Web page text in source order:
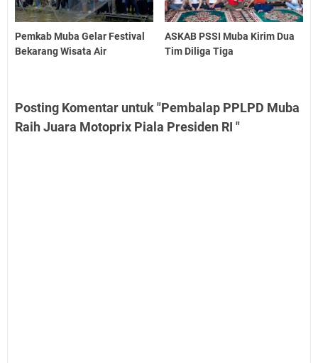
Pemkab Muba Gelar Festival
Bekarang Wisata Air
ASKAB PSSI Muba Kirim Dua
Tim Diliga Tiga
Posting Komentar untuk "Pembalap PPLPD Muba
Raih Juara Motoprix Piala Presiden RI "